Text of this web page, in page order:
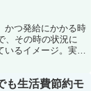
かつ発給にかかる時
、その時の状況に
いるイメージ。実際
も生活費節約モ